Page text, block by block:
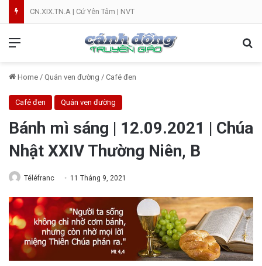
CN.XIX.TN.A | Cứ Yên Tâm | NVT
Home / Quán ven đường / Café đen
Café đen Quán ven đường
Bánh mì sáng | 12.09.2021 | Chúa
Nhật XXIV Thường Niên, B
Téléfranc 11 Tháng 9, 2021